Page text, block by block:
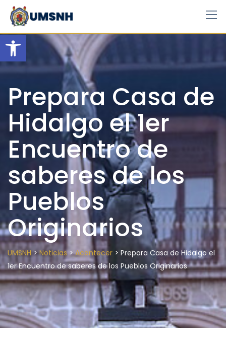
Open toolbar
Skip
content
Prepara Casa de
Hidalgo el 1er
Encuentro de
saberes de los
Pueblos
Originarios
UMSNH>Noticias>Acontecer > Prepara Casa de Hidalgo el
1er Encuentro de saberes de los Pueblos Originarios